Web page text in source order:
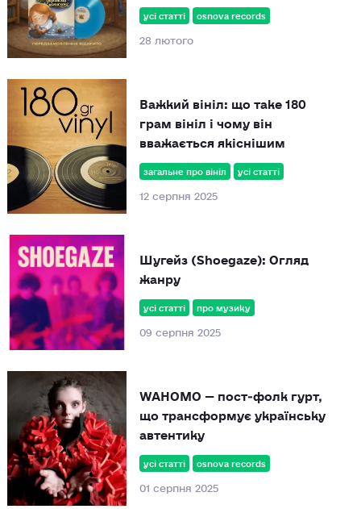
усі статті osnova records
28 лютого
загальне про вініл усі статті
12 серпня 2025
Важкий вініл: що таке 180
грам вініл і чому він
вважається якіснішим
усі статті про музику
09 серпня 2025
Шугейз (Shoegaze): Огляд
жанру
усі статті osnova records
01 серпня 2025
WAHOMO — пост‑фолк гурт,
що трансформує українську
автентику